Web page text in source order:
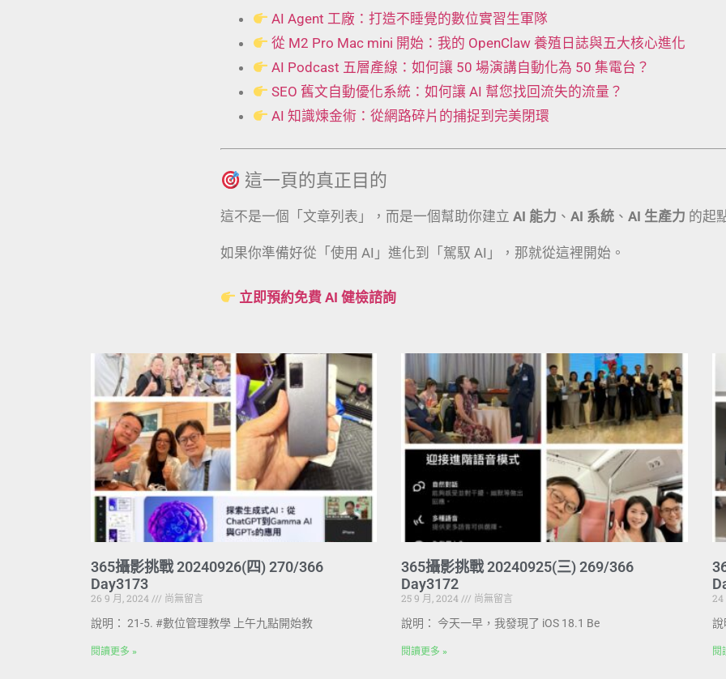
AI Agent 工廠：打造不睡覺的數位實習生軍隊
從 M2 Pro Mac mini 開始：我的 OpenClaw 養殖日誌與五大核心進化
AI Podcast 五層產線：如何讓 50 場演講自動化為 50 集電台？
SEO 舊文自動優化系統：如何讓 AI 幫您找回流失的流量？
AI 知識煉金術：從網路碎片的捕捉到完美閉環
這一頁的真正目的
這不是一個「文章列表」，而是一個幫助你建立 AI 能力 、 AI 系統 、 AI 生產力 的起
如果你準備好從「使用 AI」進化到「駕馭 AI」，那就從這裡開始。
立即預約免費 AI 健檢諮詢
365攝影挑戰 20240926(四) 270/366
Day3173
26 9 月, 2024
尚無留言
說明： 21-5. #數位管理教學 上午九點開始教
閱讀更多 »
365攝影挑戰 20240925(三) 269/366
Day3172
25 9 月, 2024
尚無留言
說明： 今天一早，我發現了 iOS 18.1 Be
閱讀更多 »
24
說
閱